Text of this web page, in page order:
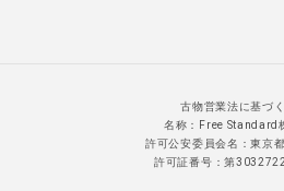
古物営業法に基づ
名称：Free Standard
許可公安委員会名：東京
許可証番号：第